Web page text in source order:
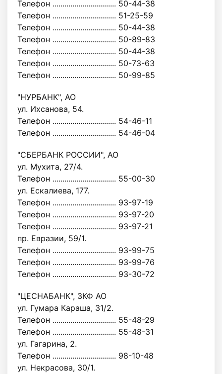
Телефон ................................ 50-44-38
Телефон ................................ 51-25-59
Телефон ................................ 50-44-38
Телефон ................................ 50-89-83
Телефон ................................ 50-44-38
Телефон ................................ 50-73-63
Телефон ................................ 50-99-85
"НУРБАНК", АО
ул. Ихсанова, 54.
Телефон ................................ 54-46-11
Телефон ................................ 54-46-04
"СБЕРБАНК РОССИИ", АО
ул. Мухита, 27/4.
Телефон ................................ 55-00-30
ул. Ескалиева, 177.
Телефон ................................ 93-97-19
Телефон ................................ 93-97-20
Телефон ................................ 93-97-21
пр. Евразии, 59/1.
Телефон ................................ 93-99-75
Телефон ................................ 93-99-76
Телефон ................................ 93-30-72
"ЦЕСНАБАНК", ЗКФ АО
ул. Гумара Караша, 31/2.
Телефон ................................ 55-48-29
Телефон ................................ 55-48-31
ул. Гагарина, 2.
Телефон ................................ 98-10-48
ул. Некрасова, 30/1.